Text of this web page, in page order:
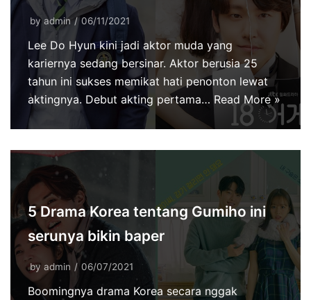
byadmin 06/11/2021
Lee Do Hyun kini jadi aktor muda yang
kariernya sedang bersinar. Aktor berusia 25
tahun ini sukses memikat hati penonton lewat
aktingnya. Debut akting pertama…Read More »
5 Drama Korea tentang Gumiho ini
serunya bikin baper
by admin 06/07/2021
Boomingnya drama Korea secara nggak